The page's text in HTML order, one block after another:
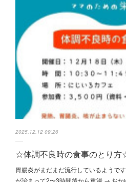
2025.12.12 09:26
☆体調不良時の食事のとり
胃腸炎がまだまだ流行しているようで